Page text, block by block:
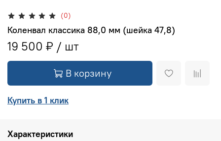
(0)
Коленвал классика 88,0 мм (шейка 47,8)
19 500 ₽
В корзину
Купить в 1 клик
Характеристики